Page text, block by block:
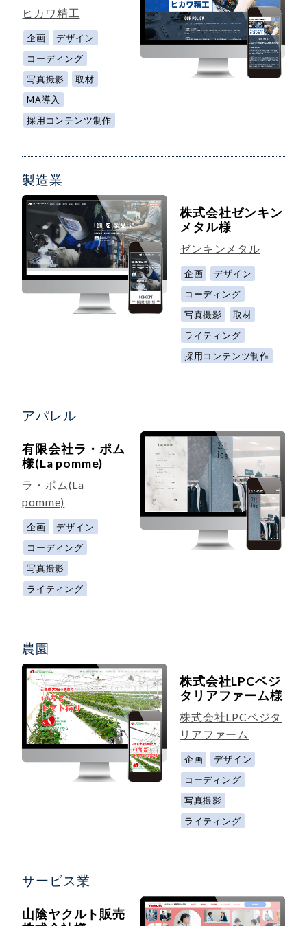
ヒカワ精工
企画
デザイン
コーディング
写真撮影
取材
MA導入
採用コンテンツ制作
製造業
株式会社ゼンキン
メタル様
ゼンキンメタル
企画
デザイン
コーディング
写真撮影
取材
ライティング
採用コンテンツ制作
アパレル
有限会社ラ・ポム
様(La pomme)
ラ・ポム(La
pomme)
企画
デザイン
コーディング
写真撮影
ライティング
農園
株式会社LPCベジ
タリアファーム様
株式会社LPCベジタ
リアファーム
企画
デザイン
コーディング
写真撮影
ライティング
サービス業
山陰ヤクルト販売